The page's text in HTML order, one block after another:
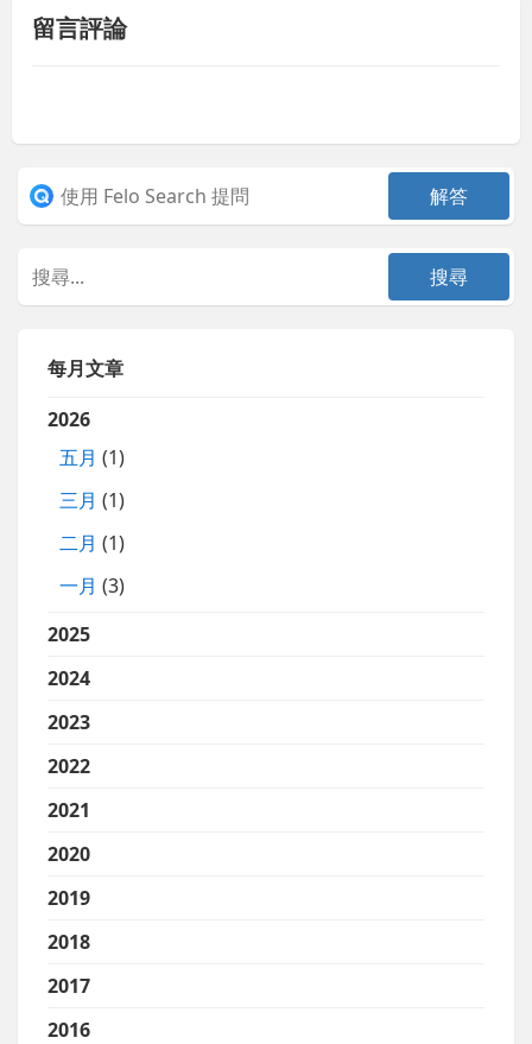
留言評論
每月文章
2026
五月 (1)
三月 (1)
二月 (1)
一月 (3)
2025
2024
2023
2022
2021
2020
2019
2018
2017
2016